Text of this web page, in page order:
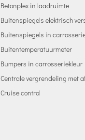
Betonplex in laadruimte
Buitenspiegels elektrisch
Buitenspiegels in
Buitentemperatuurmeter
Bumpers in carrosseriekleur
Centrale vergrendeling met
Cruise control